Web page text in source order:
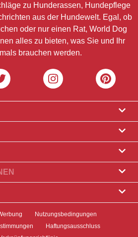
zu Hunderassen, Hundepflege
aus der Hundewelt. Egal, ob
oder nur einen Rat, World Dog
alles zu bieten, was Sie und Ihr
brauchen werden.
Nutzungsbedingungen
Haftungsausschluss